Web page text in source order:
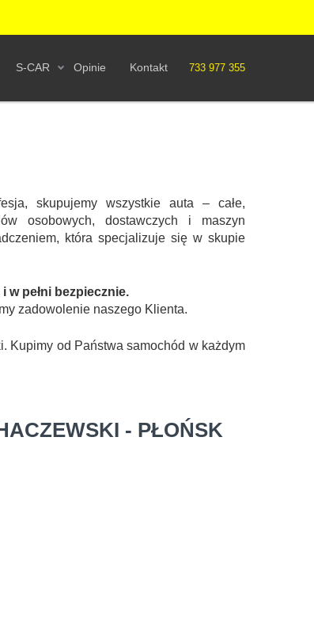
733 977 355
S-CAR Opinie Kontakt
skupujemy wszystkie auta – całe,
osobowych, dostawczych i maszyn
która specjalizuje się w skupie
w pełni bezpiecznie.
zadowolenie naszego Klienta.
Kupimy od Państwa samochód w każdym
- PŁOŃSK